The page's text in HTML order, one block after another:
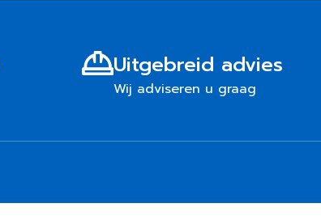
Uitgebreid advies
Wij adviseren u graag